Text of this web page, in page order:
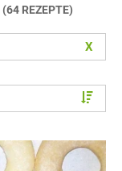
(64 REZEPTE)
X